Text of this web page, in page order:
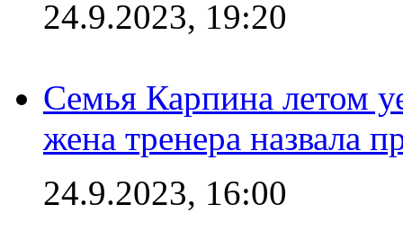
24.9.2023, 19:20
Семья Карпина летом
жена тренера назвала
24.9.2023, 16:00